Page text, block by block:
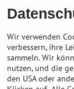
Wir verwenden
verbessern, ihre
sammeln. Wir
nutzen, und die
den USA oder